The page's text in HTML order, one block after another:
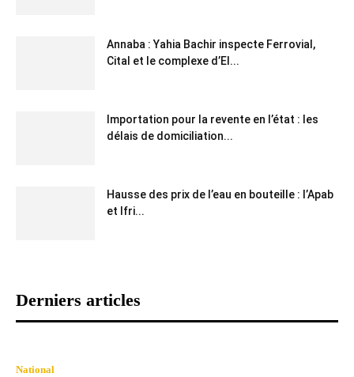
Annaba : Yahia Bachir inspecte Ferrovial,
Cital et le complexe d’El...
Importation pour la revente en l’état : les
délais de domiciliation...
Hausse des prix de l’eau en bouteille : l’Apab
et Ifri...
Derniers articles
National